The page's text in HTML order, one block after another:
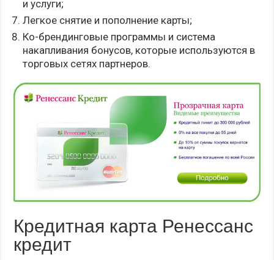
и услуги;
Легкое снятие и пополнение карты;
Ко-брендинговые программы и система
накапливания бонусов, которые используются в
торговых сетях партнеров.
Кредитная карта Ренессанс
кредит